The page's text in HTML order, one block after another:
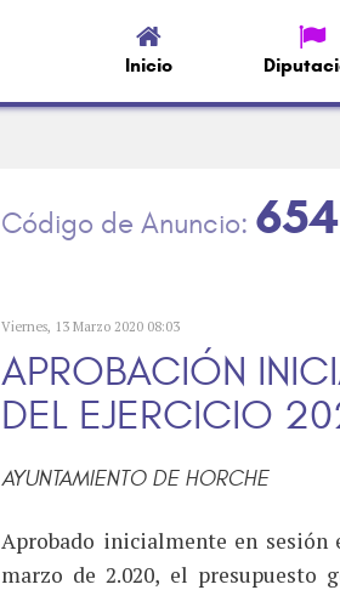
Inicio
Viernes, 13 Marzo 2020 08:03
APROBACIÓN
DEL EJERCICIO
AYUNTAMIENTO DE HORCHE
654
Aprobado inicialmente en sesión
marzo de 2.020, el presupuesto